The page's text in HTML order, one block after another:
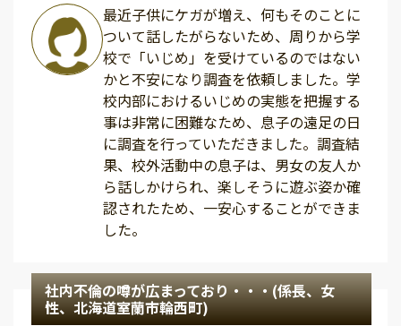
最近子供にケガが増え、何もそのことに
ついて話したがらないため、周りから学
校で「いじめ」を受けているのではない
かと不安になり調査を依頼しました。学
校内部におけるいじめの実態を把握する
事は非常に困難なため、息子の遠足の日
に調査を行っていただきました。調査結
果、校外活動中の息子は、男女の友人か
ら話しかけられ、楽しそうに遊ぶ姿か確
認されたため、一安心することができま
した。
社内不倫の噂が広まっており・・・(係長、女
性、北海道室蘭市輪西町)